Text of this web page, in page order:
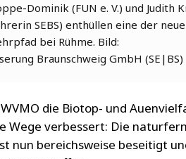
Dominik (FUN e. V.) und Judith
SEBS) enthüllen eine der
bei Rühme. Bild:
Braunschweig GmbH (SE|BS)
die Biotop- und
Wege verbessert: Die
nun bereichsweise beseitigt